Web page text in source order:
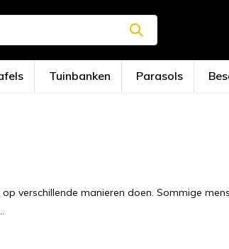
Tuinbanken Parasols
verschillende manieren doen. Sommige